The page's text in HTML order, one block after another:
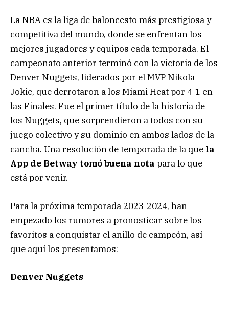
La NBA es la liga de baloncesto más prestigiosa y
competitiva del mundo, donde se enfrentan los
mejores jugadores y equipos cada temporada. El
campeonato anterior terminó con la victoria de los
Denver Nuggets, liderados por el MVP Nikola
Jokic, que derrotaron a los Miami Heat por 4-1 en
las Finales. Fue el primer título de la historia de
los Nuggets, que sorprendieron a todos con su
juego colectivo y su dominio en ambos lados de la
cancha. Una resolución de temporada de la que la
App de Betway tomó buena nota para lo que
está por venir.
Para la próxima temporada 2023-2024, han
empezado los rumores a pronosticar sobre los
favoritos a conquistar el anillo de campeón, así
que aquí los presentamos:
Denver Nuggets